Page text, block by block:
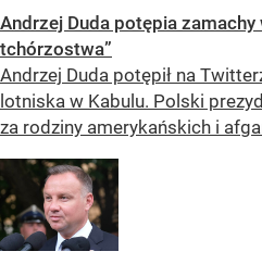
Andrzej Duda potępia zamachy
tchórzostwa”
Andrzej Duda potępił na
lotniska w Kabulu. Polski
za rodziny amerykańskich i